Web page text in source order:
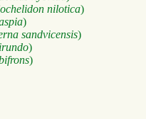
nilotica)
)
sandvicensis)
)
)